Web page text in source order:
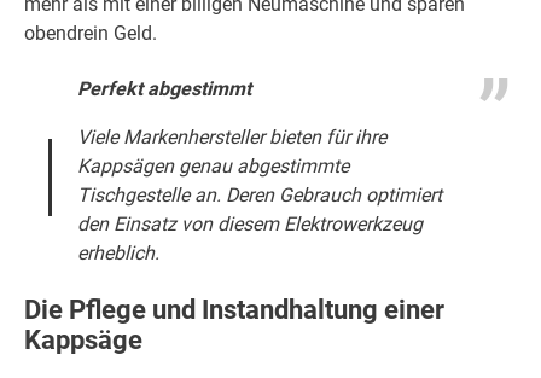
mehr als mit einer billigen Neumaschine und sparen
obendrein Geld.
Perfekt abgestimmt
Viele Markenhersteller bieten für ihre
Kappsägen genau abgestimmte
Tischgestelle an. Deren Gebrauch optimiert
den Einsatz von diesem Elektrowerkzeug
erheblich.
Die Pflege und Instandhaltung einer
Kappsäge